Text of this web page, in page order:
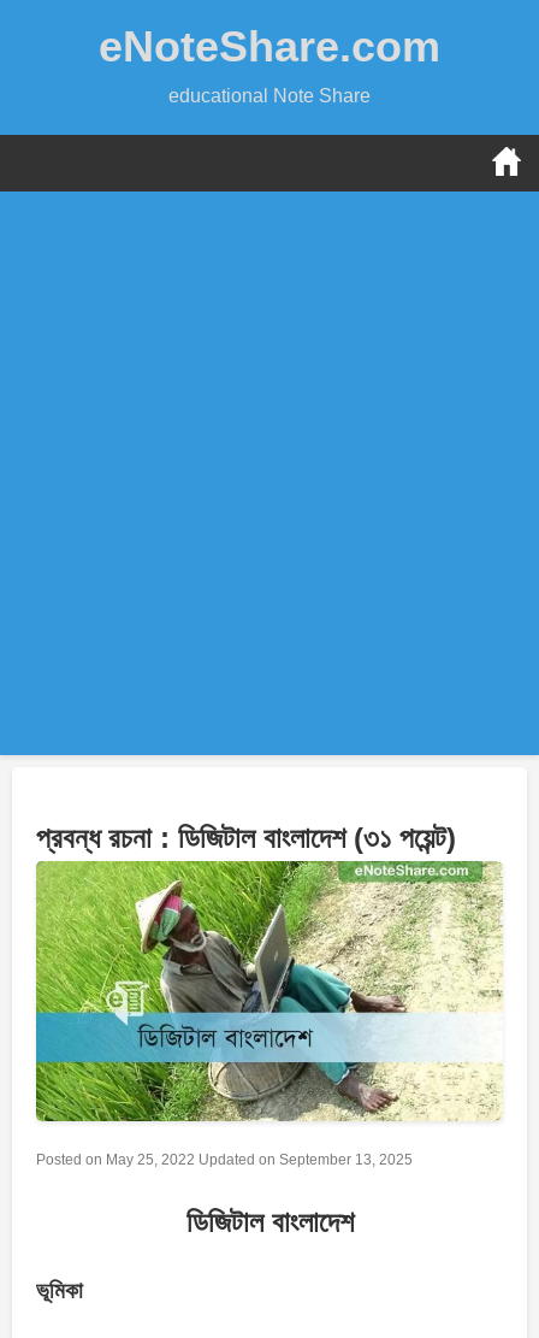
eNoteShare.com
educational Note Share
প্রবন্ধ রচনা : ডিজিটাল বাংলাদেশ (৩১ পয়েন্ট)
Posted on May 25, 2022 Updated on September 13, 2025
ডিজিটাল বাংলাদেশ
ভূমিকা